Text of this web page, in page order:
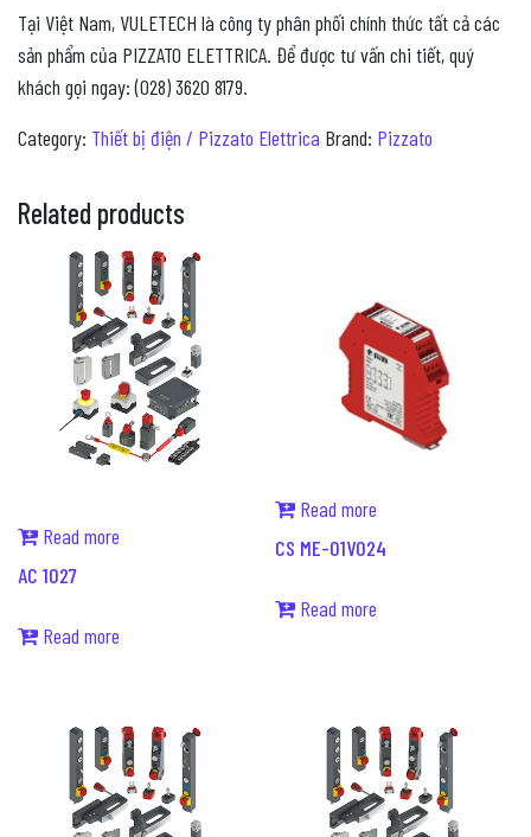
Tại Việt Nam, VULETECH là công ty phân phối chính thức tất cả các
sản phẩm của PIZZATO ELETTRICA. Để được tư vấn chi tiết, quý
khách gọi ngay: (028) 3620 8179.
Category: Thiết bị điện / Pizzato Elettrica Brand: Pizzato
Related products
Read more
AC 1027
Read more
Read more
CS ME-01V024
Read more